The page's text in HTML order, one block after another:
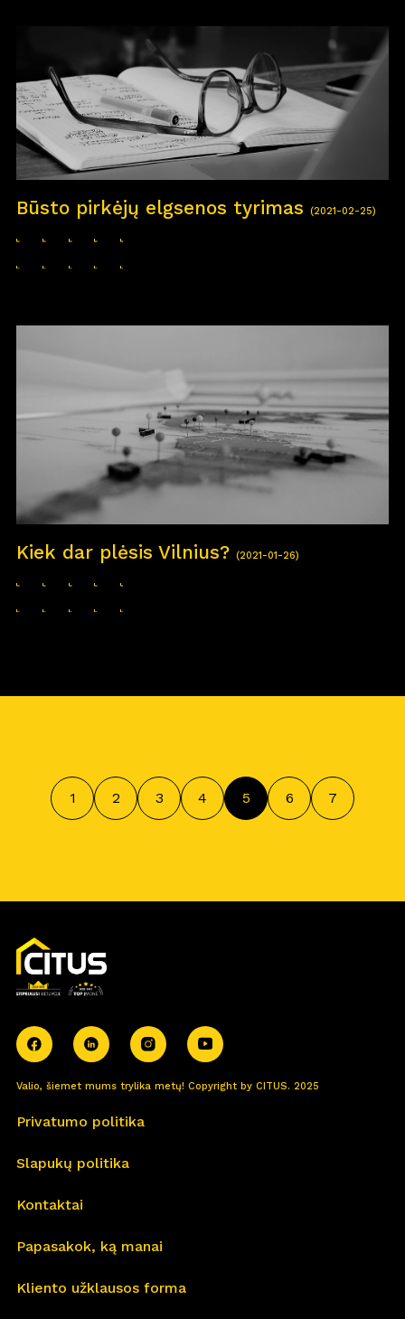
Būsto pirkėjų elgsenos tyrimas (2021-02-25)
Kiek dar plėsis Vilnius? (2021-01-26)
1 2 3 4 5 6 7
Valio, šiemet mums trylika metų! Copyright by CITUS. 2025
Privatumo politika
Slapukų politika
Kontaktai
Papasakok, ką manai
Kliento užklausos forma